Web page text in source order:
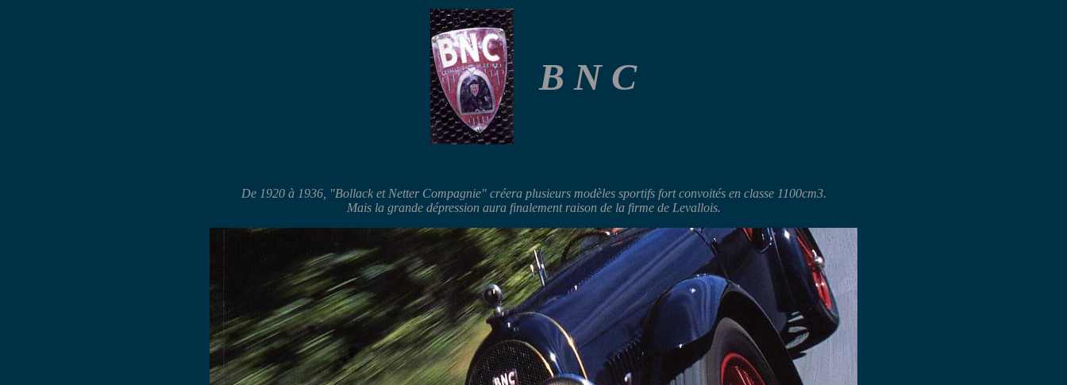
B N C
De 1920 à 1936, "Bollack et Netter Compagnie" créera plusieurs modèles sportifs fort convoités en classe 1100cm3.
Mais la grande dépression aura finalement raison de la firme de Levallois.